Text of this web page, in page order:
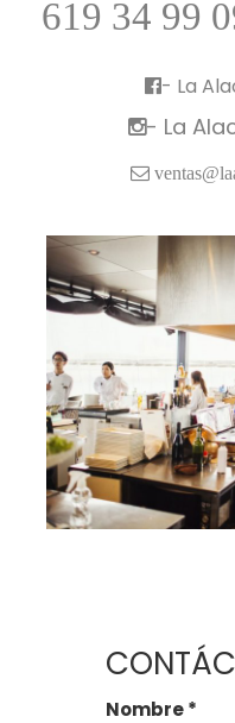
619 34 99
- La
- La

Nombre*